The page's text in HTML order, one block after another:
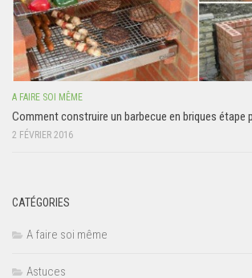
A FAIRE SOI MÊME
Comment construire un barbecue en briques étape
2 FÉVRIER 2016
CATÉGORIES
A faire soi même
Astuces